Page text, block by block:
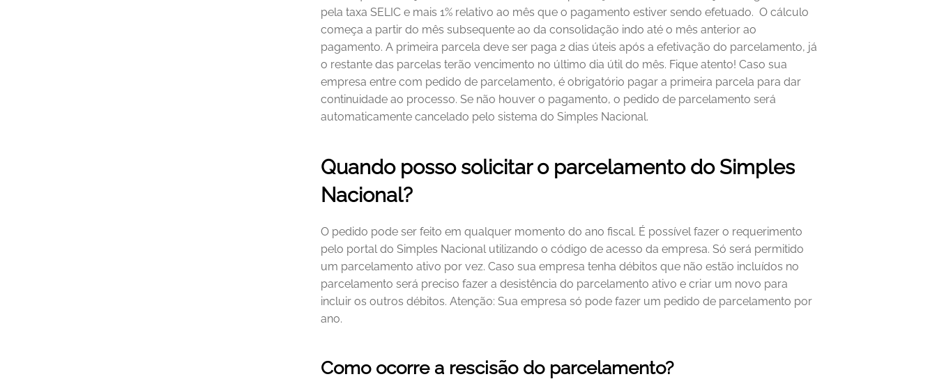
pela taxa SELIC e mais 1% relativo ao mês que o pagamento estiver sendo efetuado. O cálculo
começa a partir do mês subsequente ao da consolidação indo até o mês anterior ao
pagamento. A primeira parcela deve ser paga 2 dias úteis após a efetivação do parcelamento, já
o restante das parcelas terão vencimento no último dia útil do mês. Fique atento! Caso sua
empresa entre com pedido de parcelamento, é obrigatório pagar a primeira parcela para dar
continuidade ao processo. Se não houver o pagamento, o pedido de parcelamento será
automaticamente cancelado pelo sistema do Simples Nacional.
Quando posso solicitar o parcelamento do Simples
Nacional?
O pedido pode ser feito em qualquer momento do ano fiscal. É possível fazer o requerimento
pelo portal do Simples Nacional utilizando o código de acesso da empresa. Só será permitido
um parcelamento ativo por vez. Caso sua empresa tenha débitos que não estão incluídos no
parcelamento será preciso fazer a desistência do parcelamento ativo e criar um novo para
incluir os outros débitos. Atenção: Sua empresa só pode fazer um pedido de parcelamento por
ano.
Como ocorre a rescisão do parcelamento?